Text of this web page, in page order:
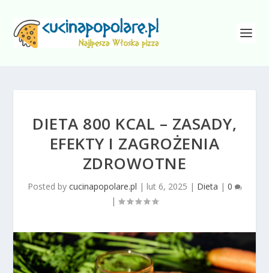
DIETA 800 KCAL – ZASADY,
EFEKTY I ZAGROŻENIA
ZDROWOTNE
Posted by cucinapopolare.pl | lut 6, 2025 | Dieta | 0
|